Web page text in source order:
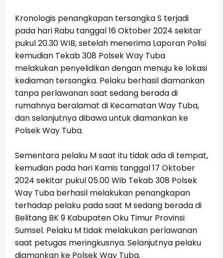
Kronologis penangkapan tersangka S terjadi
pada hari Rabu tanggal 16 Oktober 2024 sekitar
pukul 20.30 WIB, setelah menerima Laporan Polisi
kemudian Tekab 308 Polsek Way Tuba
melakukan penyelidikan dengan menuju ke lokasi
kediaman tersangka. Pelaku berhasil diamankan
tanpa perlawanan saat sedang berada di
rumahnya beralamat di Kecamatan Way Tuba,
dan selanjutnya dibawa untuk diamankan ke
Polsek Way Tuba.
Sementara pelaku M saat itu tidak ada di tempat,
kemudian pada hari Kamis tanggal 17 Oktober
2024 sekitar pukul 05.00 Wib Tekab 308 Polsek
Way Tuba berhasil melakukan penangkapan
terhadap pelaku pada saat M sedang berada di
Belitang BK 9 Kabupaten Oku Timur Provinsi
Sumsel. Pelaku M tidak melakukan perlawanan
saat petugas meringkusnya. Selanjutnya pelaku
diamankan ke Polsek Way Tuba.